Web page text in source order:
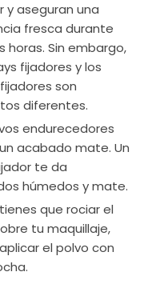
y aseguran una
fresca durante
horas. Sin embargo,
fijadores y los
son
diferentes.
endurecedores
acabado mate. Un
te da
húmedos y mate.
que rociar el
tu maquillaje,
el polvo con